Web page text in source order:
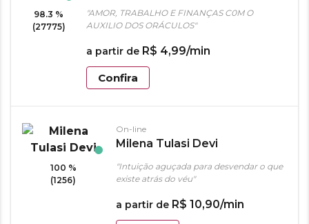
98.3 %
(27775)
"AMOR, TRABALHO E FINANÇAS C0M O
AUXILIO DOS ORÁCULOS"
a partir de R$ 4,99/min
Confira
100 %
(1256)
On-line
Milena Tulasi Devi
"Intuição aguçada para desvendar o que
existe atrás do véu"
a partir de R$ 10,90/min